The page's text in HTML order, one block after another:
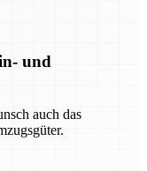
und
auch das